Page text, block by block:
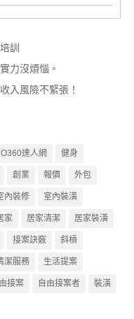
訓
力沒煩惱。
入風險不緊張！
達人網 健身
創業 報價 外包
內裝修 室內裝潢
家 居家清潔 居家裝潢
接案訣竅 斜槓
潔服務 生活提案
接案 自由接案者 裝潢